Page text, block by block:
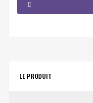
LE PRODUIT